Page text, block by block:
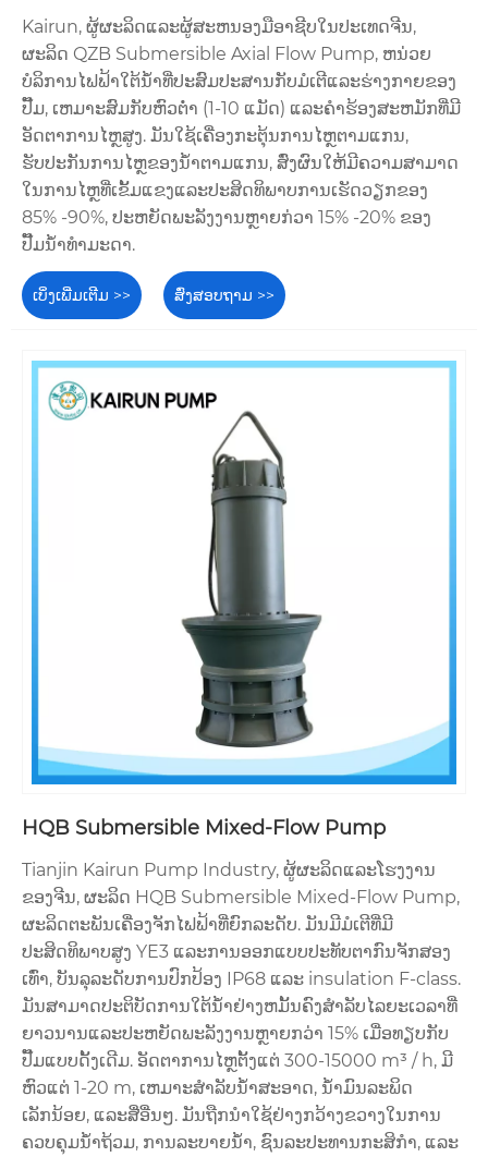
Kairun, ຜູ້ຜະລິດແລະຜູ້ສະຫນອງມືອາຊີບໃນປະເທດຈີນ,
ຜະລິດ QZB Submersible Axial Flow Pump, ຫນ່ວຍ
ບໍລິການໄຟຟ້າໃຕ້ນ້ໍາທີ່ປະສົມປະສານກັບມໍເຕີແລະຮ່າງກາຍຂອງ
ປັ໊ມ, ເຫມາະສົມກັບຫົວຕ່ໍາ (1-10 ແມັດ) ແລະຄໍາຮ້ອງສະຫມັກທີ່ມີ
ອັດຕາການໄຫຼສູງ. ມັນໃຊ້ເຄື່ອງກະຕຸ້ນການໄຫຼຕາມແກນ,
ຮັບປະກັນການໄຫຼຂອງນ້ໍາຕາມແກນ, ສົ່ງຜົນໃຫ້ມີຄວາມສາມາດ
ໃນການໄຫຼທີ່ເຂັ້ມແຂງແລະປະສິດທິພາບການເຮັດວຽກຂອງ
85% -90%, ປະຫຍັດພະລັງງານຫຼາຍກ່ວາ 15% -20% ຂອງ
ປັ໊ມນ້ໍາທໍາມະດາ.
ເບິ່ງເພີ່ມເຕີມ >> ສົ່ງສອບຖາມ >>
HQB Submersible Mixed-Flow Pump
Tianjin Kairun Pump Industry, ຜູ້ຜະລິດແລະໂຮງງານ
ຂອງຈີນ, ຜະລິດ HQB Submersible Mixed-Flow Pump,
ຜະລິດຕະພັນເຄື່ອງຈັກໄຟຟ້າທີ່ຍົກລະດັບ. ມັນມີມໍເຕີທີ່ມີ
ປະສິດທິພາບສູງ YE3 ແລະການອອກແບບປະທັບຕາກົນຈັກສອງ
ເທົ່າ, ບັນລຸລະດັບການປົກປ້ອງ IP68 ແລະ insulation F-class.
ມັນສາມາດປະຕິບັດການໃຕ້ນ້ໍາຢ່າງຫມັ້ນຄົງສໍາລັບໄລຍະເວລາທີ່
ຍາວນານແລະປະຫຍັດພະລັງງານຫຼາຍກວ່າ 15% ເມື່ອທຽບກັບ
ປັ໊ມແບບດັ້ງເດີມ. ອັດຕາການໄຫຼຕັ້ງແຕ່ 300-15000 m³ / h, ມີ
ຫົວແຕ່ 1-20 m, ເຫມາະສໍາລັບນ້ໍາສະອາດ, ນ້ໍາມົນລະພິດ
ເລັກນ້ອຍ, ແລະສື່ອື່ນໆ. ມັນຖືກນໍາໃຊ້ຢ່າງກວ້າງຂວາງໃນການ
ຄວບຄຸມນ້ໍາຖ້ວມ, ການລະບາຍນ້ໍາ, ຊົນລະປະທານກະສິກໍາ, ແລະ